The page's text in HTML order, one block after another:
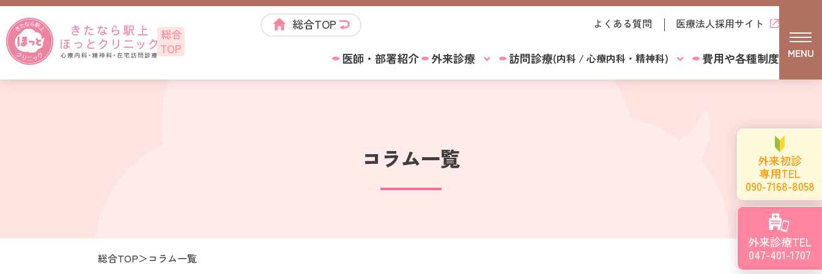
総合
TOP
総合TOP よくある質問 医療法人採用サイト
医師・部署紹介 外来診療 訪問診療(内科 / 心療内科・精神科) 費用や各種制度 MENU
コラム一覧
総合TOP コラム一覧
外来初診
専用TEL
090-7168-8058
外来診療TEL
047-401-1707